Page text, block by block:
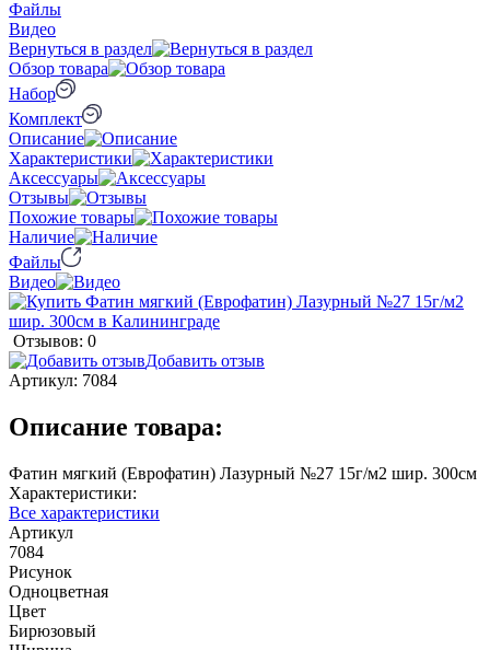
Файлы
Видео
Вернуться в раздел
Обзор товара
Набор
Комплект
Описание
Характеристики
Аксессуары
Отзывы
Похожие товары
Наличие
Файлы
Видео
Отзывов: 0
Добавить отзыв
Артикул: 7084
Описание товара:
Фатин мягкий (Еврофатин) Лазурный №27 15г/м2 шир. 300см
Характеристики:
Все характеристики
Артикул
7084
Рисунок
Одноцветная
Цвет
Бирюзовый